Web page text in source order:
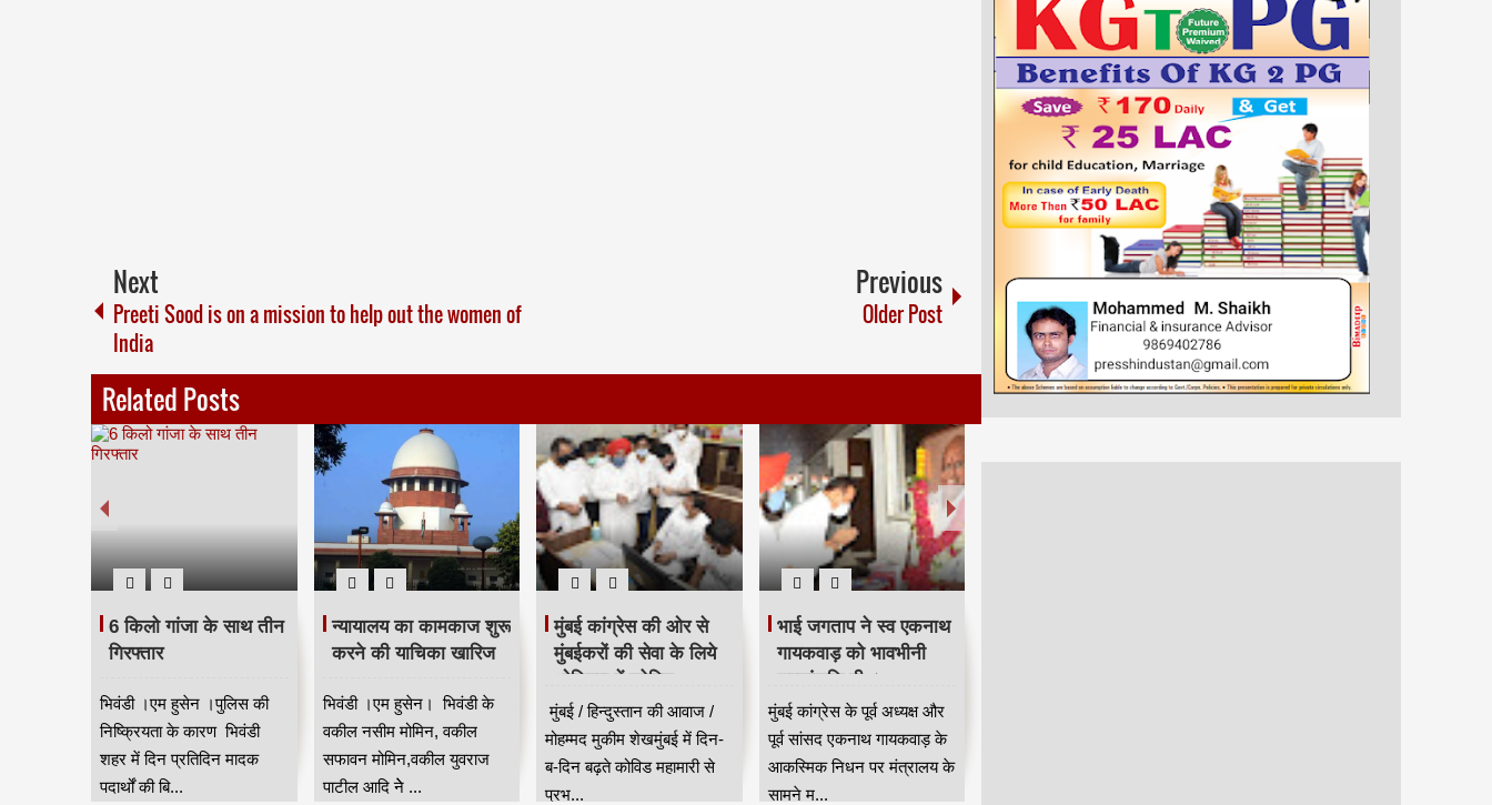
Next
Preeti Sood is on a mission to help out the women of
India
Previous
Older Post
Related Posts
6 किलो गांजा के साथ तीन
गिरफ्तार
भिवंडी ।एम हुसेन ।पुलिस की
निष्क्रियता के कारण भिवंडी
शहर में दिन प्रतिदिन मादक
पदार्थों की बि...
न्यायालय का कामकाज शुरू
करने की याचिका खारिज
भिवंडी ।एम हुसेन। भिवंडी के
वकील नसीम मोमिन, वकील
सफावन मोमिन,वकील युवराज
पाटील आदि नेे ...
मुंबई कांग्रेस की ओर से
मुंबईकरों की सेवा के लिये
ओशिवरा में कोविड
हॉटलाइन सेंटर शुरू किया
मुंबई / हिन्दुस्तान की आवाज /
मोहम्मद मुकीम शेखमुंबई में दिन-
ब-दिन बढ़ते कोविड महामारी से
प्रभ...
भाई जगताप ने स्व एकनाथ
गायकवाड़ को भावभीनी
श्रद्धांजलि दी ।
मुंबई कांग्रेस के पूर्व अध्यक्ष और
पूर्व सांसद एकनाथ गायकवाड़ के
आकस्मिक निधन पर मंत्रालय के
सामने म...